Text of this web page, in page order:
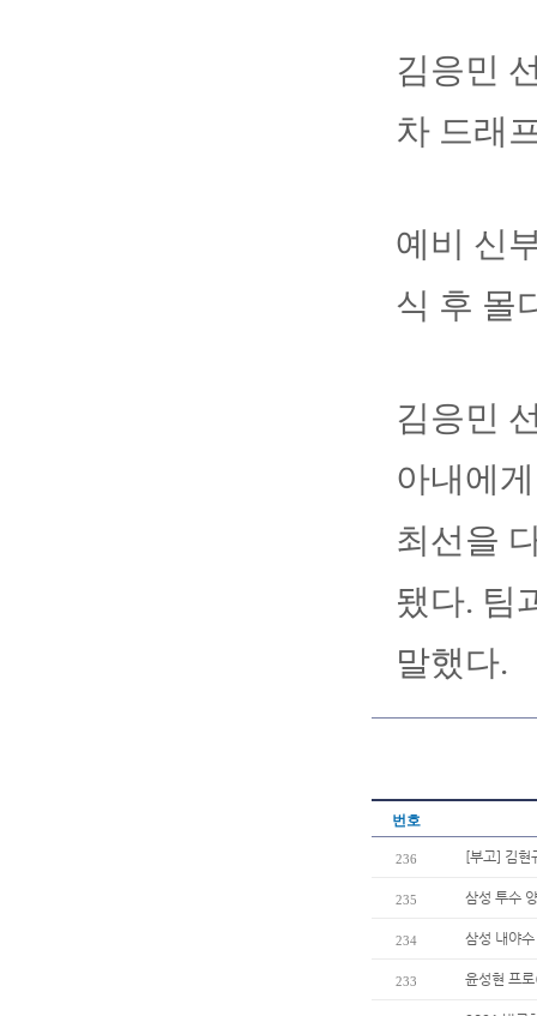
김응민
차 드래
예비 신
식 후 몰
김응민
아내에
최선을
됐다. 팀
말했다.
번호
236 [부고] 김현
235 삼성 투수
234 삼성 내야
233 윤성현 프